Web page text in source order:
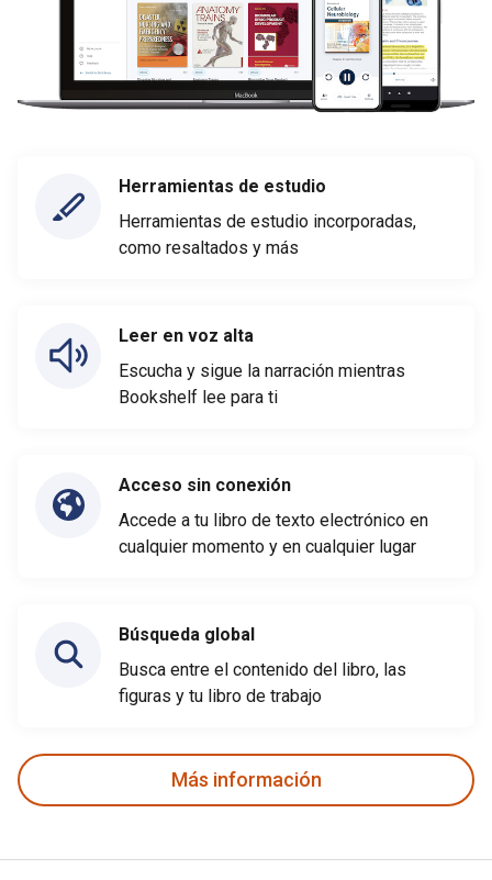
Herramientas de estudio
Herramientas de estudio incorporadas,
como resaltados y más
Leer en voz alta
Escucha y sigue la narración mientras
Bookshelf lee para ti
Acceso sin conexión
Accede a tu libro de texto electrónico en
cualquier momento y en cualquier lugar
Búsqueda global
Busca entre el contenido del libro, las
figuras y tu libro de trabajo
Más información